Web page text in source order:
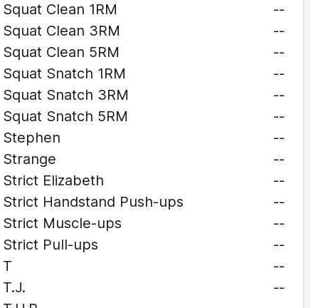
Squat Clean 1RM
--
Squat Clean 3RM
--
Squat Clean 5RM
--
Squat Snatch 1RM
--
Squat Snatch 3RM
--
Squat Snatch 5RM
--
Stephen
--
Strange
--
Strict Elizabeth
--
Strict Handstand Push-ups
--
Strict Muscle-ups
--
Strict Pull-ups
--
T
--
T.J.
--